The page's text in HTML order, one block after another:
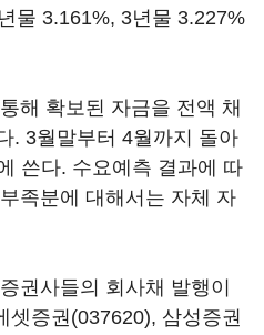
물 3.161%, 3년물 3.227%
해 확보된 자금을 전액 채
. 3월말부터 4월까지 돌아
쓴다. 수요예측 결과에 따
족분에 대해서는 자체 자
권사들의 회사채 발행이
셋증권(037620), 삼성증권